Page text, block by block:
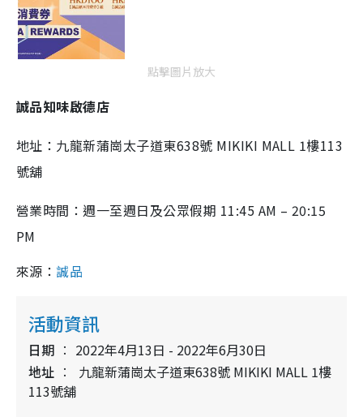
點擊圖片放大
誠品知味啟德店
地址：九龍新蒲崗太子道東638號 MIKIKI MALL 1樓113
號舖
營業時間：週一至週日及公眾假期 11:45 AM – 20:15
PM
來源：誠品
活動資訊
日期
2022年4月13日 - 2022年6月30日
地址
九龍新蒲崗太子道東638號 MIKIKI MALL 1樓
113號舖